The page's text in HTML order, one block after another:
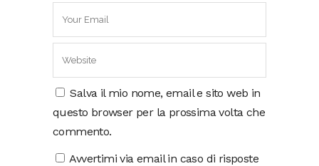
Salva il mio nome, email e sito web in
questo browser per la prossima volta che
commento.
Avvertimi via email in caso di risposte